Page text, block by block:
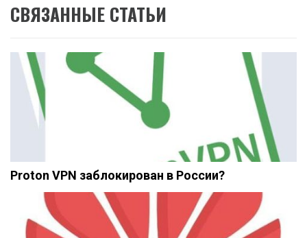
СВЯЗАННЫЕ СТАТЬИ
Proton VPN заблокирован в России?